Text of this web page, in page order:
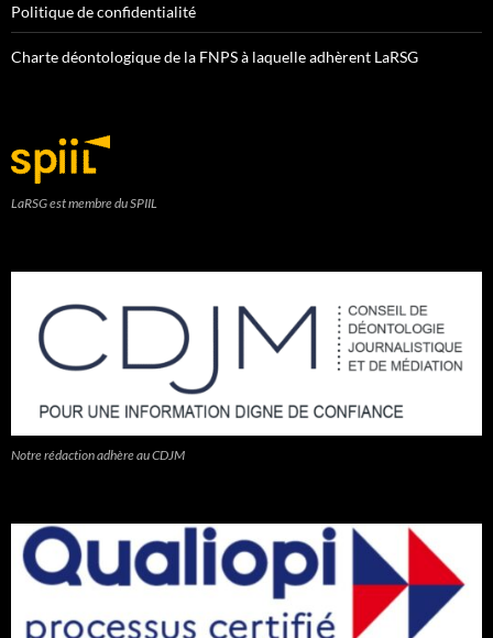
Politique de confidentialité
Charte déontologique de la FNPS à laquelle adhèrent LaRSG
LaRSG est membre du SPIIL
Notre rédaction adhère au CDJM